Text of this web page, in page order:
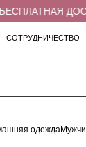
СОТРУДНИЧЕСТВО
одежда